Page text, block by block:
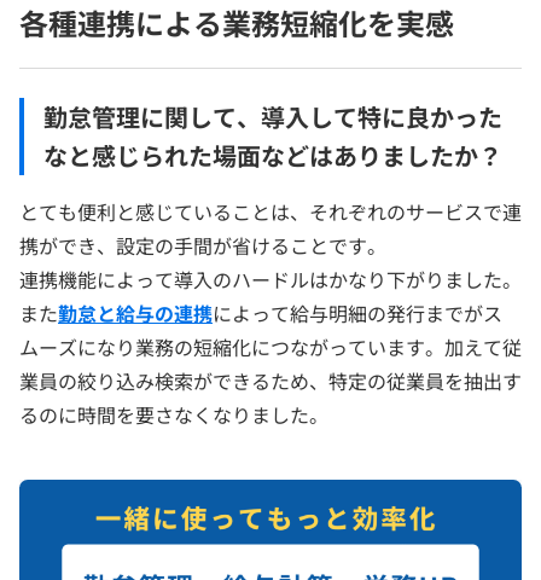
各種連携による業務短縮化を実感
勤怠管理に関して、導入して特に良かった
なと感じられた場面などはありましたか？
とても便利と感じていることは、それぞれのサービスで連
携ができ、設定の手間が省けることです。
連携機能によって導入のハードルはかなり下がりました。
また勤怠と給与の連携によって給与明細の発行までがス
ムーズになり業務の短縮化につながっています。加えて従
業員の絞り込み検索ができるため、特定の従業員を抽出す
るのに時間を要さなくなりました。